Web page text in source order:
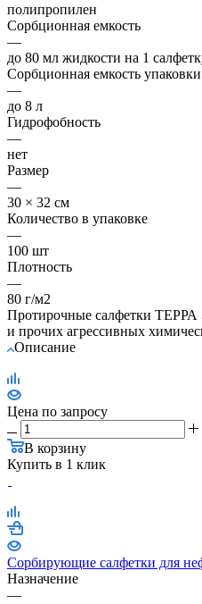
полипропилен
Сорбционная емкость
—
до 80 мл жидкости на 1
Сорбционная емкость упаковки
—
до 8 л
Гидрофобность
—
нет
Размер
—
30 × 32 см
Количество в упаковке
—
100 шт
Плотность
—
80 г/м2
Протирочные салфетки ТЕРРА
и прочих агрессивных
Описание
Цена по запросу
В корзину
Купить в 1 клик
Сорбирующие салфетки для
Назначение
—